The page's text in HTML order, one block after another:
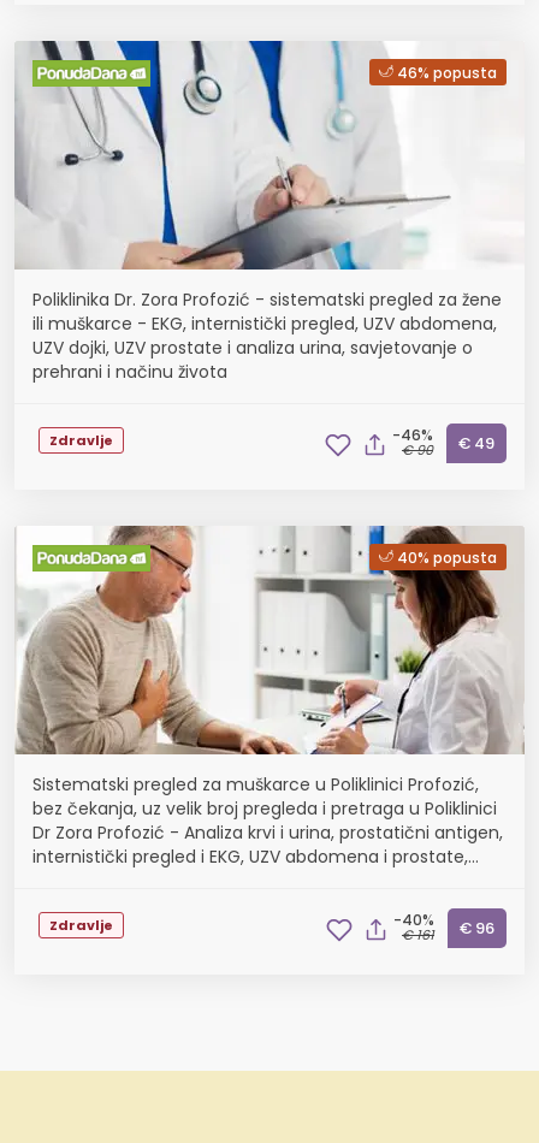
46% popusta
Poliklinika Dr. Zora Profozić - sistematski pregled za žene
ili muškarce - EKG, internistički pregled, UZV abdomena,
UZV dojki, UZV prostate i analiza urina, savjetovanje o
prehrani i načinu života
Zdravlje -46%
€ 90 € 49
40% popusta
Sistematski pregled za muškarce u Poliklinici Profozić,
bez čekanja, uz velik broj pregleda i pretraga u Poliklinici
Dr Zora Profozić - Analiza krvi i urina, prostatični antigen,
internistički pregled i EKG, UZV abdomena i prostate,
Zdravlje -40%
€ 161 € 96